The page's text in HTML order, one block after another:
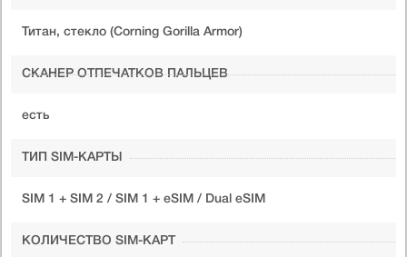
Титан, стекло (Corning Gorilla Armor)
СКАНЕР ОТПЕЧАТКОВ ПАЛЬЦЕВ
есть
ТИП SIM-КАРТЫ
SIM 1 + SIM 2 / SIM 1 + eSIM / Dual eSIM
КОЛИЧЕСТВО SIM-КАРТ